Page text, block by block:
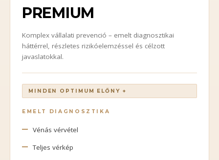
PREMIUM
Komplex vállalati prevenció – emelt diagnosztikai
háttérrel, részletes rizikóelemzéssel és célzott
javaslatokkal.
MINDEN OPTIMUM ELŐNY +
EMELT DIAGNOSZTIKA
Vénás vérvétel
Teljes vérkép